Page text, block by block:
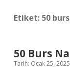
Etiket: 50
50 Burs
Tarih: Ocak 25, 2025